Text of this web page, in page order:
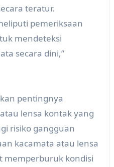
teratur.
pemeriksaan
mendeteksi
secara dini,”
pentingnya
lensa kontak yang
risiko gangguan
kacamata atau lensa
memperburuk kondisi